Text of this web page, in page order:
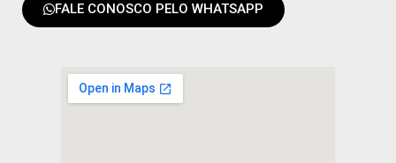
FALE CONOSCO PELO WHATSAPP